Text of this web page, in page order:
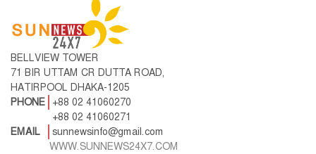
BELLVIEW TOWER
71 BIR UTTAM CR DUTTA ROAD,
HATIRPOOL DHAKA-1205
PHONE
+88 02 41060270
+88 02 41060271
EMAIL
sunnewsinfo@gmail.com
WWW.SUNNEWS24X7.COM